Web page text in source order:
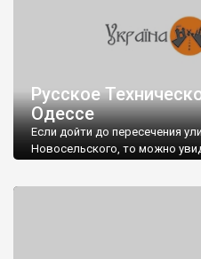
Русское
Одессе
Если дойти до пересечения
Новосельского, то можно